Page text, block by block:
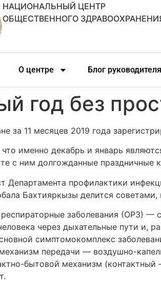
НАЦИОНАЛЬНЫЙ ЦЕНТР
ОБЩЕСТВЕННОГО
О центре Блог руководителя
год без
за 11 месяцев 2019 года
что именно декабрь и январь
с ним долгожданные праздничные
Департамента профилактики
Бахтияркызы делится советами,
заболевания (ОРЗ) —
через дыхательные пути и,
симптомокомплекс
передачи — воздушно-
бытовой механизм